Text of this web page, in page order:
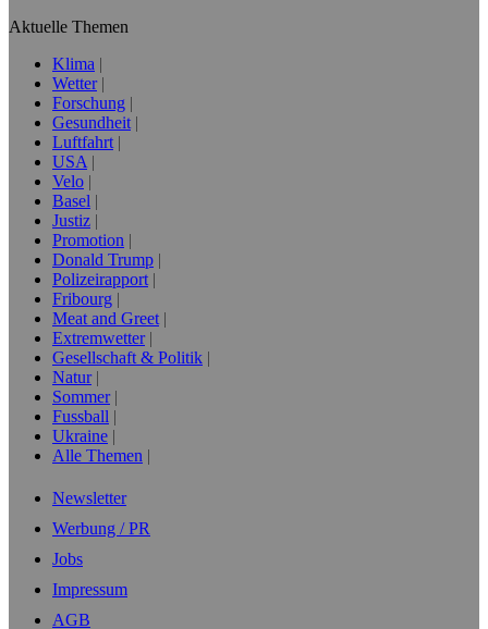
Aktuelle Themen
Klima
Wetter
Forschung
Gesundheit
Luftfahrt
USA
Velo
Basel
Justiz
Promotion
Donald Trump
Polizeirapport
Fribourg
Meat and Greet
Extremwetter
Gesellschaft & Politik
Natur
Sommer
Fussball
Ukraine
Alle Themen
Newsletter
Werbung / PR
Jobs
Impressum
AGB